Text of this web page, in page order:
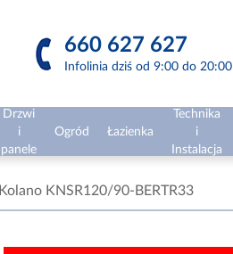
660 627 627
Infolinia dziś od 9:00 do 20:00
Drzwi
i
panele
Ogród Łazienka
Technika
i
Instalacja
Kolano KNSR120/90-BERTR33